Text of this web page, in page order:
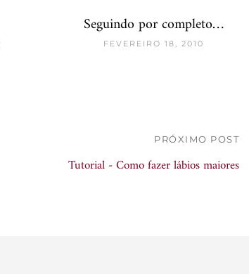
Seguindo por completo…
FEVEREIRO 18, 2010
PRÓXIMO POST
Tutorial - Como fazer lábios maiores